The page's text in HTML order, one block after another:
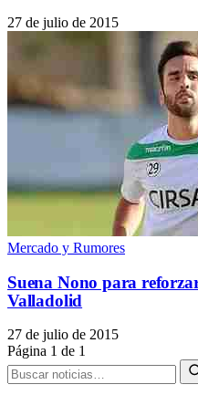
27 de julio de 2015
Mercado y Rumores
Suena Nono para
Valladolid
27 de julio de 2015
Página 1 de 1